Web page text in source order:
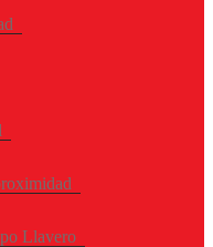
Llavero